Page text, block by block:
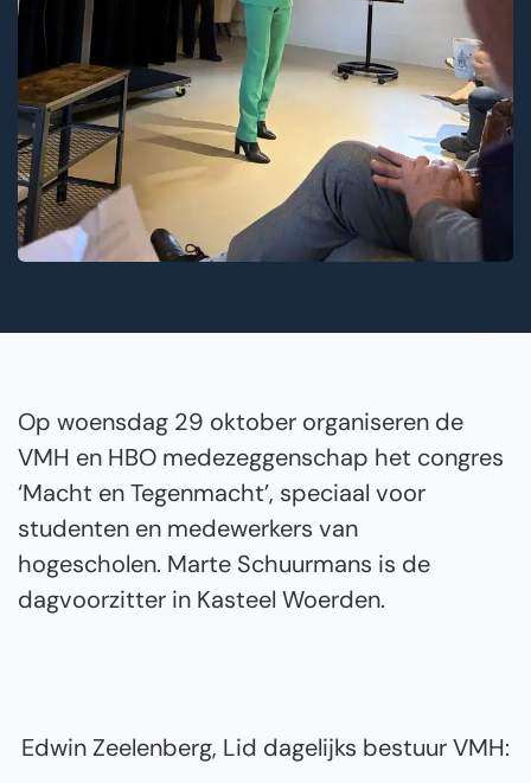
Op woensdag 29 oktober organiseren de
VMH en HBO medezeggenschap het congres
‘Macht en Tegenmacht’, speciaal voor
studenten en medewerkers van
hogescholen. Marte Schuurmans is de
dagvoorzitter in Kasteel Woerden.
Edwin Zeelenberg, Lid dagelijks bestuur VMH: